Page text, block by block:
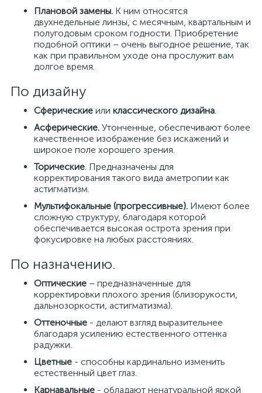
Плановой замены. К ним относятся
двухнедельные линзы, с месячным, квартальным и
полугодовым сроком годности. Приобретение
подобной оптики – очень выгодное решение, так
как при правильном уходе она прослужит вам
долгое время.
По дизайну
Сферические или классического дизайна.
Асферические. Утонченные, обеспечивают более
качественное изображение без искажений и
широкое поле хорошего зрения.
Торические. Предназначены для
корректирования такого вида аметропии как
астигматизм.
Мультифокальные (прогрессивные). Имеют более
сложную структуру, благодаря которой
обеспечивается высокая острота зрения при
фокусировке на любых расстояниях.
По назначению.
Оптические – предназначенные для
корректировки плохого зрения (близорукости,
дальнозоркости, астигматизма).
Оттеночные - делают взгляд выразительнее
благодаря усилению естественного оттенка
радужки.
Цветные - способны кардинально изменить
естественный цвет глаз.
Карнавальные - обладают ненатуральной яркой